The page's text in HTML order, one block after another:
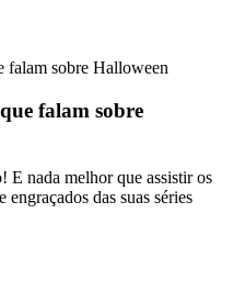
falam sobre
E nada melhor que assistir os
das suas séries